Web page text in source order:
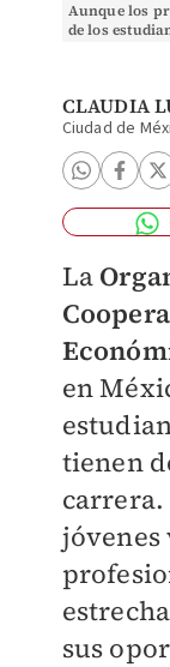
Aunque los
de los
CLAUDIA
Ciudad de
La
en
tienen
carrera.
sus